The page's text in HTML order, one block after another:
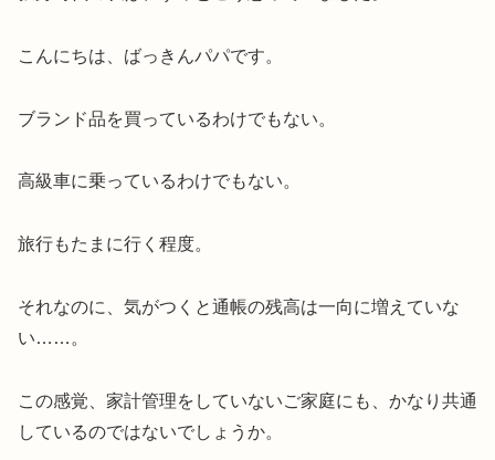
こんにちは、ばっきんパパです。
ブランド品を買っているわけでもない。
高級車に乗っているわけでもない。
旅行もたまに行く程度。
それなのに、気がつくと通帳の残高は一向に増えていな
い……。
この感覚、家計管理をしていないご家庭にも、かなり共通
しているのではないでしょうか。